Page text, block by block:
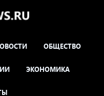
ОБЩЕСТВО
ЭКОНОМИКА